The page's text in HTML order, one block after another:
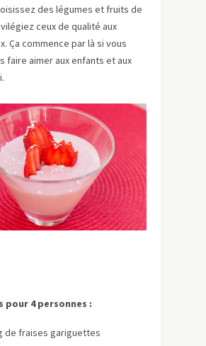
des légumes et fruits de
ceux de qualité aux
Ça commence par là si vous
faire aimer aux enfants et aux
pour 4 personnes :
de fraises gariguettes